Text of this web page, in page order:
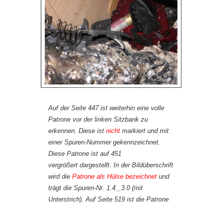
Auf der Seite 447 ist weiterhin eine volle
Patrone vor der linken Sitzbank zu
erkennen. Diese ist nicht markiert und mit
einer Spuren-Nummer gekennzeichnet.
Diese Patrone ist auf 451
vergrößert dargestellt. In der Bildüberschrift
wird die Patrone als Hülse bezeichnet und
trägt die Spuren-Nr. 1.4._3.0 (mit
Unterstrich). Auf Seite 519 ist die Patrone